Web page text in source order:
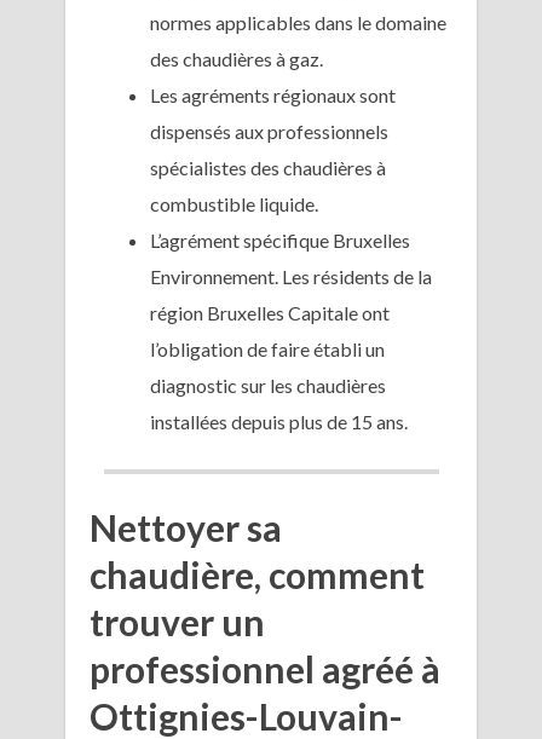
normes applicables dans le domaine
des chaudières à gaz.
Les agréments régionaux sont
dispensés aux professionnels
spécialistes des chaudières à
combustible liquide.
L’agrément spécifique Bruxelles
Environnement. Les résidents de la
région Bruxelles Capitale ont
l’obligation de faire établi un
diagnostic sur les chaudières
installées depuis plus de 15 ans.
Nettoyer sa
chaudière, comment
trouver un
professionnel agréé à
Ottignies-Louvain-